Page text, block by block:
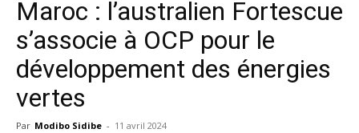
Maroc : l’australien Fortescue
s’associe à OCP pour le
développement des énergies
vertes
Par Modibo Sidibe - 11 avril 2024